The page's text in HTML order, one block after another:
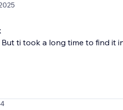
ti took a long time to find it